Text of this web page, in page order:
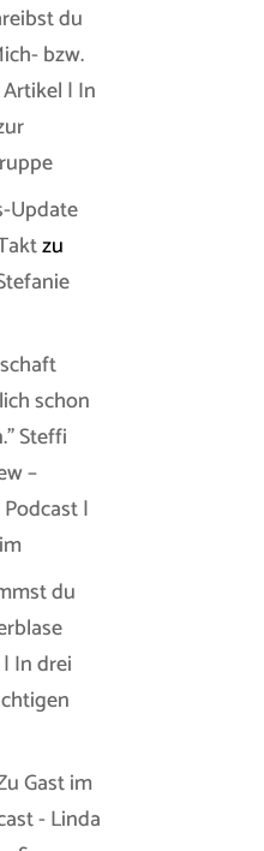
du
bzw.
Artikel | In
Update
zu
schon
Steffi
–
Podcast |
du
In drei
Gast im
- Linda